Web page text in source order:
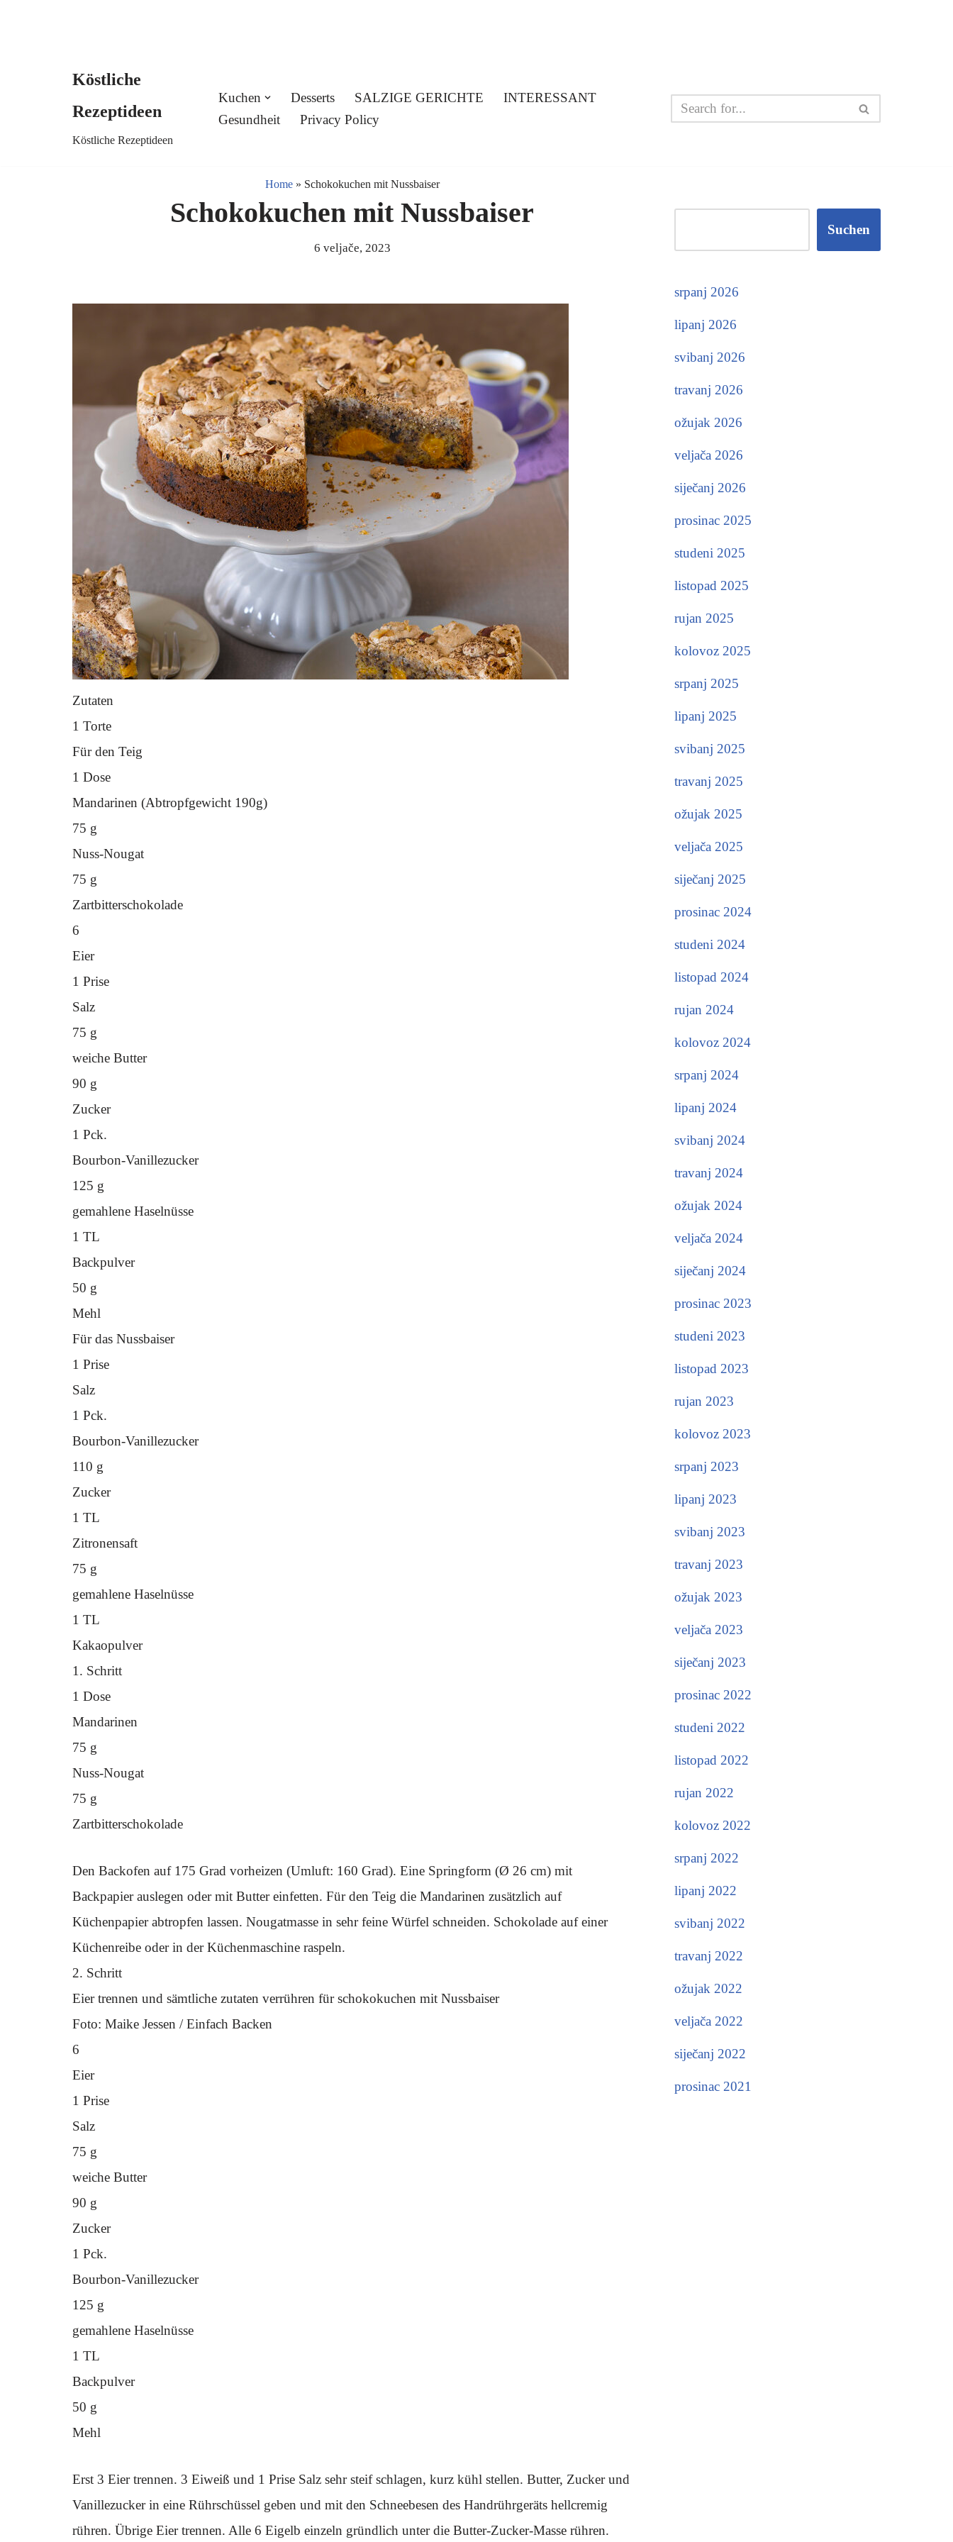
Köstliche
Rezeptideen
Köstliche Rezeptideen
Kuchen Desserts SALZIGE GERICHTE
INTERESSANT
Gesundheit
Privacy Policy
Home» Schokokuchen mit Nussbaiser
Schokokuchen mit Nussbaiser
6 veljače, 2023
Zutaten
1 Torte
Für den Teig
1 Dose
Mandarinen (Abtropfgewicht 190g)
75 g
Nuss-Nougat
75 g
Zartbitterschokolade
6
Eier
1 Prise
Salz
75 g
weiche Butter
90 g
Zucker
1 Pck.
Bourbon-Vanillezucker
125 g
gemahlene Haselnüsse
1 TL
Backpulver
50 g
Mehl
Für das Nussbaiser
1 Prise
Salz
1 Pck.
Bourbon-Vanillezucker
110 g
Zucker
1 TL
Zitronensaft
75 g
gemahlene Haselnüsse
1 TL
Kakaopulver
1. Schritt
1 Dose
Mandarinen
75 g
Nuss-Nougat
75 g
Zartbitterschokolade
Den Backofen auf 175 Grad vorheizen (Umluft: 160 Grad). Eine Springform (Ø 26 cm) mit
Backpapier auslegen oder mit Butter einfetten. Für den Teig die Mandarinen zusätzlich auf
Küchenpapier abtropfen lassen. Nougatmasse in sehr feine Würfel schneiden. Schokolade auf einer
Küchenreibe oder in der Küchenmaschine raspeln.
2. Schritt
Eier trennen und sämtliche zutaten verrühren für schokokuchen mit Nussbaiser
Foto: Maike Jessen / Einfach Backen
6
Eier
1 Prise
Salz
75 g
weiche Butter
90 g
Zucker
1 Pck.
Bourbon-Vanillezucker
125 g
gemahlene Haselnüsse
1 TL
Backpulver
50 g
Mehl
Erst 3 Eier trennen. 3 Eiweiß und 1 Prise Salz sehr steif schlagen, kurz kühl stellen. Butter, Zucker und
Vanillezucker in eine Rührschüssel geben und mit den Schneebesen des Handrührgeräts hellcremig
rühren. Übrige Eier trennen. Alle 6 Eigelb einzeln gründlich unter die Butter-Zucker-Masse rühren.
Suchen
srpanj 2026
lipanj 2026
svibanj 2026
travanj 2026
ožujak 2026
veljača 2026
siječanj 2026
prosinac 2025
studeni 2025
listopad 2025
rujan 2025
kolovoz 2025
srpanj 2025
lipanj 2025
svibanj 2025
travanj 2025
ožujak 2025
veljača 2025
siječanj 2025
prosinac 2024
studeni 2024
listopad 2024
rujan 2024
kolovoz 2024
srpanj 2024
lipanj 2024
svibanj 2024
travanj 2024
ožujak 2024
veljača 2024
siječanj 2024
prosinac 2023
studeni 2023
listopad 2023
rujan 2023
kolovoz 2023
srpanj 2023
lipanj 2023
svibanj 2023
travanj 2023
ožujak 2023
veljača 2023
siječanj 2023
prosinac 2022
studeni 2022
listopad 2022
rujan 2022
kolovoz 2022
srpanj 2022
lipanj 2022
svibanj 2022
travanj 2022
ožujak 2022
veljača 2022
siječanj 2022
prosinac 2021